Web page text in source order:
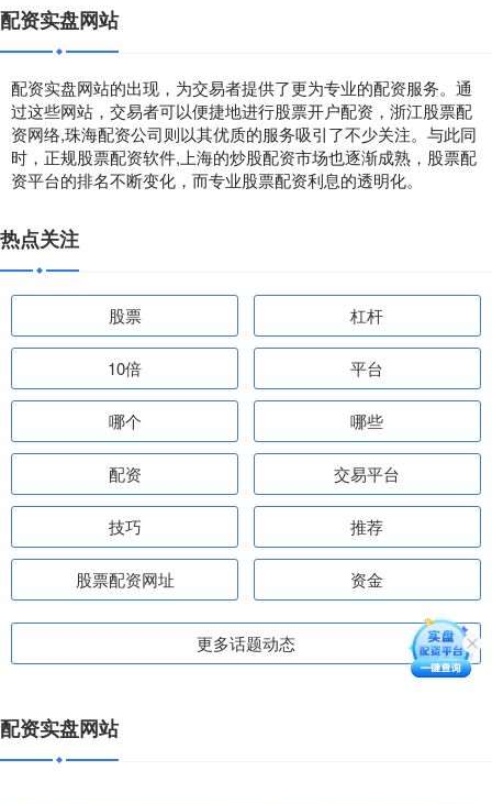
配资实盘网站
配资实盘网站的出现，为交易者提供了更为专业的配资服务。通
过这些网站，交易者可以便捷地进行股票开户配资，浙江股票配
资网络,珠海配资公司则以其优质的服务吸引了不少关注。与此同
时，正规股票配资软件,上海的炒股配资市场也逐渐成熟，股票配
资平台的排名不断变化，而专业股票配资利息的透明化。
热点关注
股票 杠杆
10倍 平台
哪个 哪些
配资 交易平台
技巧 推荐
股票配资网址 资金
更多话题动态
配资实盘网站